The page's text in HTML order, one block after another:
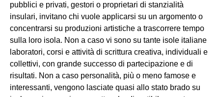
pubblici e privati, gestori o proprietari di stanzialità
insulari, invitano chi vuole applicarsi su un argomento o
concentrarsi su produzioni artistiche a trascorrere tempo
sulla loro isola. Non a caso vi sono su tante isole italiane
laboratori, corsi e attività di scrittura creativa, individuali e
collettivi, con grande successo di partecipazione e di
risultati. Non a caso personalità, più o meno famose e
interessanti, vengono lasciate quasi allo stato brado su